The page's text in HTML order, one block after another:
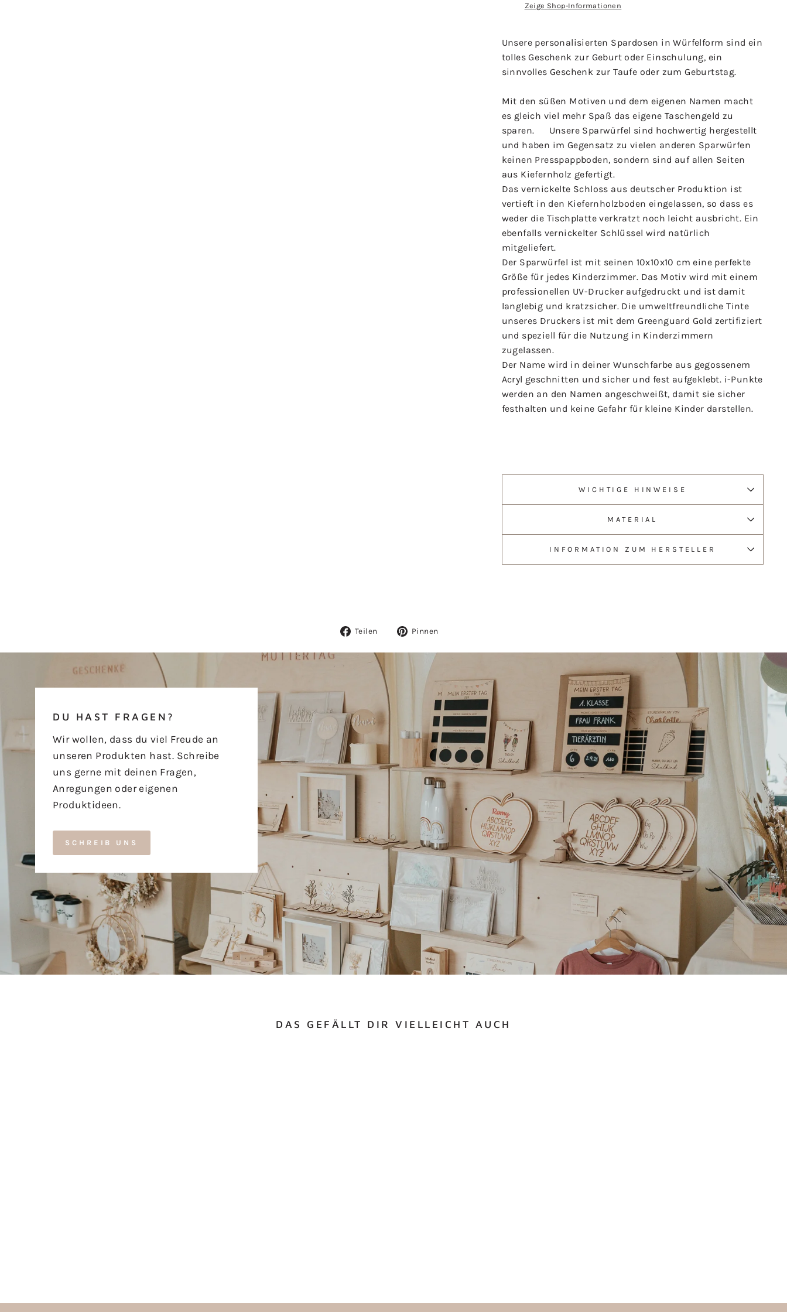
Zeige Shop-Informationen
Unsere personalisierten Spardosen in Würfelform sind ein
tolles Geschenk zur Geburt oder Einschulung, ein
sinnvolles Geschenk zur Taufe oder zum Geburtstag.
Mit den süßen Motiven und dem eigenen Namen macht
es gleich viel mehr Spaß das eigene Taschengeld zu
sparen. Unsere Sparwürfel sind hochwertig hergestellt
und haben im Gegensatz zu vielen anderen Sparwürfen
keinen Presspappboden, sondern sind auf allen Seiten
aus Kiefernholz gefertigt.
Das vernickelte Schloss aus deutscher Produktion ist
vertieft in den Kiefernholzboden eingelassen, so dass es
weder die Tischplatte verkratzt noch leicht ausbricht. Ein
ebenfalls vernickelter Schlüssel wird natürlich
mitgeliefert.
Der Sparwürfel ist mit seinen 10x10x10 cm eine perfekte
Größe für jedes Kinderzimmer. Das Motiv wird mit einem
professionellen UV-Drucker aufgedruckt und ist damit
langlebig und kratzsicher. Die umweltfreundliche Tinte
unseres Druckers ist mit dem Greenguard Gold zertifiziert
und speziell für die Nutzung in Kinderzimmern
zugelassen.
Der Name wird in deiner Wunschfarbe aus gegossenem
Acryl geschnitten und sicher und fest aufgeklebt. i-Punkte
werden an den Namen angeschweißt, damit sie sicher
festhalten und keine Gefahr für kleine Kinder darstellen.
WICHTIGE HINWEISE
MATERIAL
INFORMATION ZUM HERSTELLER
Teilen
Auf
Pinnen
DU HAST FRAGEN?
Wir wollen, dass du viel Freude an
unseren Produkten hast. Schreibe
uns gerne mit deinen Fragen,
Anregungen oder eigenen
Produktideen.
SCHREIB UNS
DAS GEFÄLLT DIR VIELLEICHT AUCH